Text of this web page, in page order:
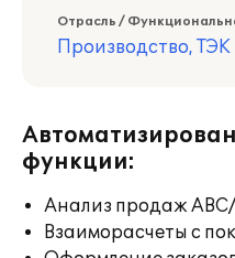
Отрасль /
Производство, ТЭК
функции:
Анализ продаж
Взаиморасчеты с